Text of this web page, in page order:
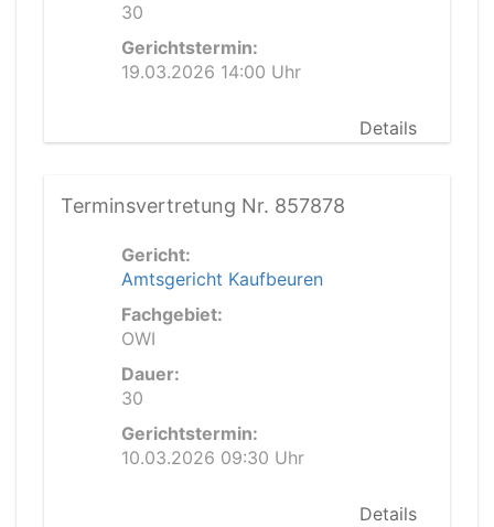
30
Gerichtstermin:
19.03.2026 14:00 Uhr
Details
Terminsvertretung Nr. 857878
Gericht:
Amtsgericht Kaufbeuren
Fachgebiet:
OWI
Dauer:
30
Gerichtstermin:
10.03.2026 09:30 Uhr
Details